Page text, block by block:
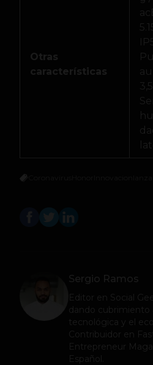
Otras
características
Sergio Ramos
Editor en Social
dando cubrimiento
tecnológica y el
Contribuidor en
Entrepreneur
Español.